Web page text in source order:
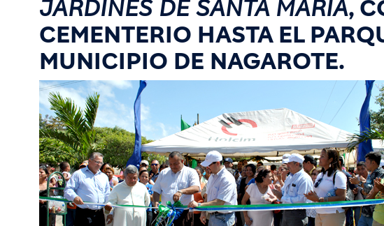
JARDINES DE SANTA MARÍA,
CEMENTERIO HASTA EL
MUNICIPIO DE NAGAROTE.